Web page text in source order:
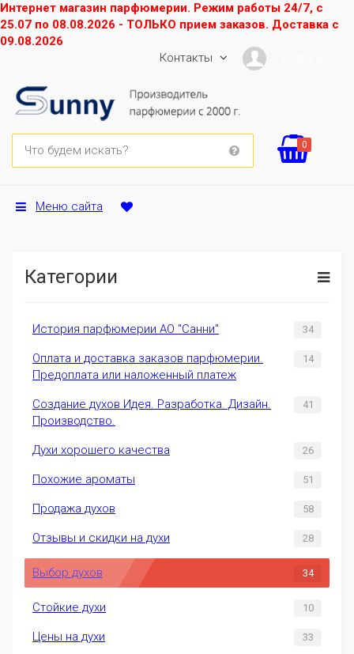
Интернет магазин парфюмерии. Режим работы 24/7, с
25.07 по 08.08.2026 - ТОЛЬКО прием заказов. Доставка с
09.08.2026
Контакты
0
Меню сайта
Категории
История парфюмерии АО "Санни" 34
Оплата и доставка заказов парфюмерии.
Предоплата или наложенный платеж
14
Создание духов Идея. Разработка. Дизайн.
Производство.
41
Духи хорошего качества 26
Похожие ароматы 51
Продажа духов 58
Отзывы и скидки на духи 28
Выбор духов 34
Стойкие духи 10
Цены на духи 33